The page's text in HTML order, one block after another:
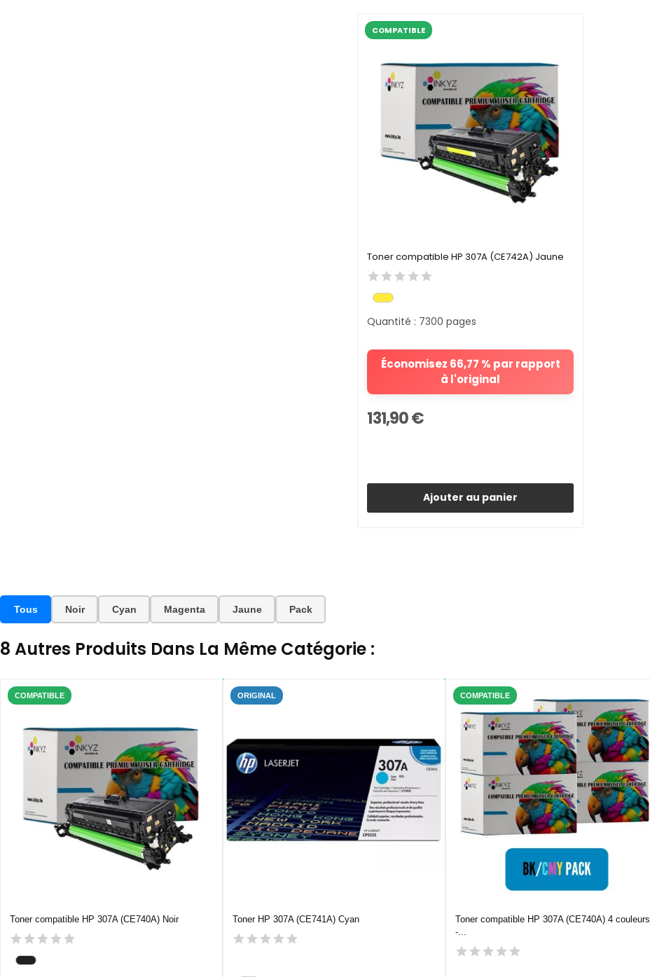
COMPATIBLE
Toner compatible HP 307A (CE742A) Jaune
Économisez 66,77 % par rapport
à l'original
Quantité : 7300 pages
131,90 €
Ajouter au panier
Tous Noir Cyan Magenta Jaune Pack
8 Autres Produits Dans La Même Catégorie :
COMPATIBLE
Toner compatible HP 307A (CE740A) Noir
ORIGINAL
Toner HP 307A (CE741A) Cyan
COMPATIBLE
Toner compatible HP 307A (CE740A) 4 couleurs
-...